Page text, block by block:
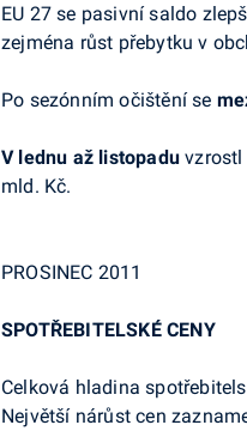
EU 27 se pasivní saldo
zejména růst přebytku v
Po sezónním očištění se
V lednu až listopadu vzrostl
mld. Kč.
PROSINEC 2011
SPOTŘEBITELSKÉ CENY
Celková hladina
Největší nárůst cen